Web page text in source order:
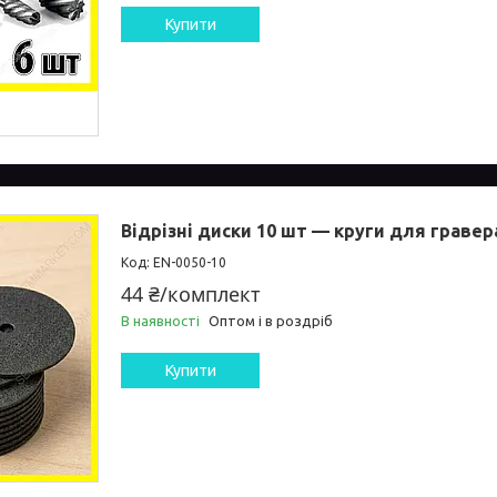
Купити
Відрізні диски 10 шт — круги для
EN-0050-10
44 ₴/комплект
В наявності Оптом і в роздріб
Купити